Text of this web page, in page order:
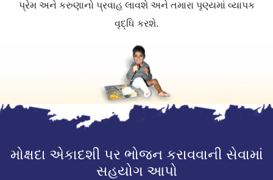
પ્રેમ અને કરુણાનો પ્રવાહ લાવશે અને તમારા પૃણ્યમાં વ્યાપક
વૃદ્ધિ કરશે.
મોક્ષદા એકાદશી પર ભોજન કરાવવાની સેવામાં
સહયોગ આપો